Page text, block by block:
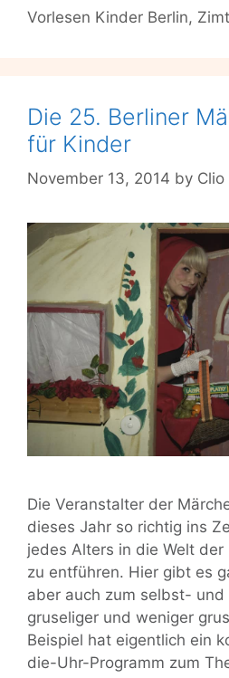
Vorlesen Kinder Berlin,
Die 25. Berliner
für Kinder
November 13, 2014 by Clio
Die Veranstalter der
dieses Jahr so richtig ins
jedes Alters in die Welt
zu entführen. Hier gibt es
aber auch zum selbst- und
gruseliger und weniger
Beispiel hat eigentlich ein
die-Uhr-Programm zum